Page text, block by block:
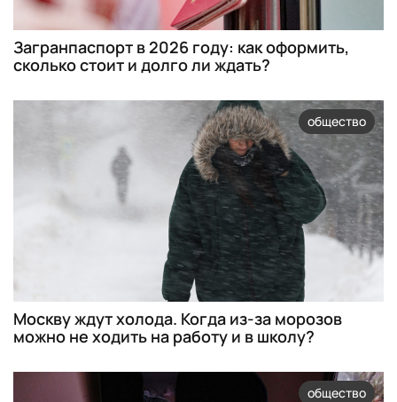
Загранпаспорт в 2026 году: как оформить,
сколько стоит и долго ли ждать?
общество
Москву ждут холода. Когда из-за морозов
можно не ходить на работу и в школу?
общество